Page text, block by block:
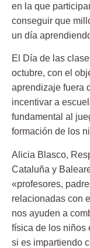
en la que
conseguir que
un día
El Día de las
octubre, con el
aprendizaje fuera
incentivar a
fundamental al
formación de los
Alicia Blasco,
Cataluña y
«profesores,
relacionadas con
nos ayuden a
física de los niños
si es impartiendo